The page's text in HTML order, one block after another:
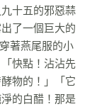
十五的邪惡蒜
了一個巨大的
著燕尾服的小
快點！沾沾先
物的！」「它
的白醋！那是